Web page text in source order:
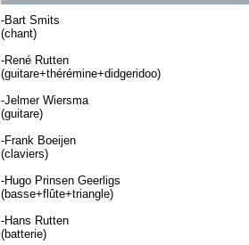
-Bart Smits
(chant)
-René Rutten
(guitare+thérémine+didgeridoo)
-Jelmer Wiersma
(guitare)
-Frank Boeijen
(claviers)
-Hugo Prinsen Geerligs
(basse+flûte+triangle)
-Hans Rutten
(batterie)